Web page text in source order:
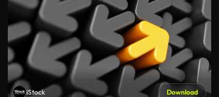
iStock Download